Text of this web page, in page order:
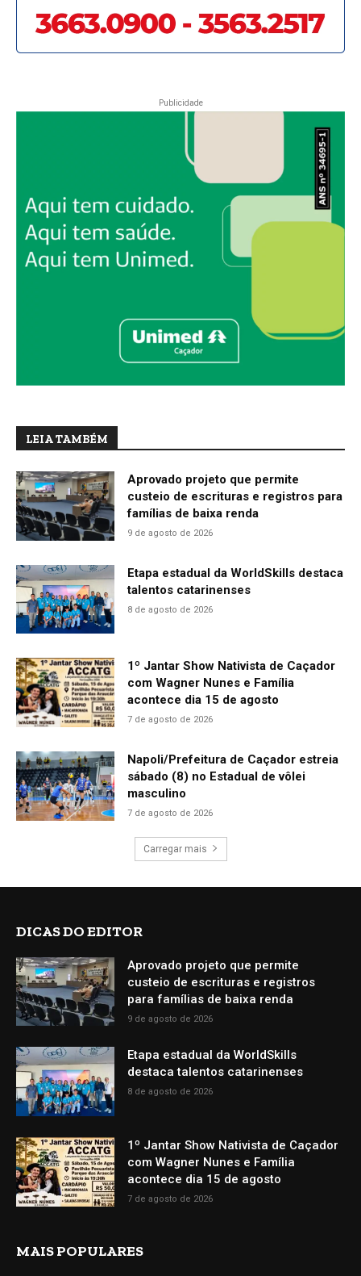
Publicidade
LEIA TAMBÉM
Aprovado projeto que permite
custeio de escrituras e registros para
famílias de baixa renda
9 de agosto de 2026
Etapa estadual da WorldSkills destaca
talentos catarinenses
8 de agosto de 2026
1º Jantar Show Nativista de Caçador
com Wagner Nunes e Família
acontece dia 15 de agosto
7 de agosto de 2026
Napoli/Prefeitura de Caçador estreia
sábado (8) no Estadual de vôlei
masculino
7 de agosto de 2026
Carregar mais
DICAS DO EDITOR
Aprovado projeto que permite
custeio de escrituras e registros
para famílias de baixa renda
9 de agosto de 2026
Etapa estadual da WorldSkills
destaca talentos catarinenses
8 de agosto de 2026
1º Jantar Show Nativista de Caçador
com Wagner Nunes e Família
acontece dia 15 de agosto
7 de agosto de 2026
MAIS POPULARES